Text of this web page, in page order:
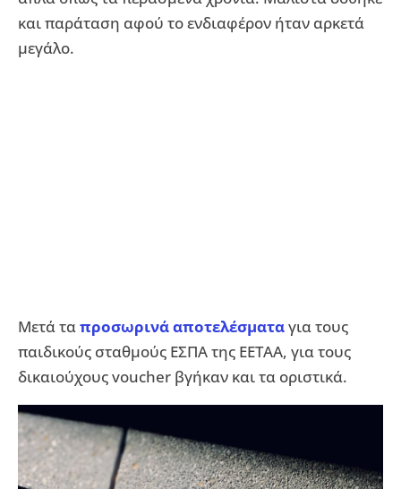
και παράταση αφού το ενδιαφέρον ήταν αρκετά
μεγάλο.
Μετά ταπροσωρινά αποτελέσματαγια τους
παιδικούς σταθμούς ΕΣΠΑ της ΕΕΤΑΑ, για τους
δικαιούχους voucher βγήκαν και τα οριστικά.